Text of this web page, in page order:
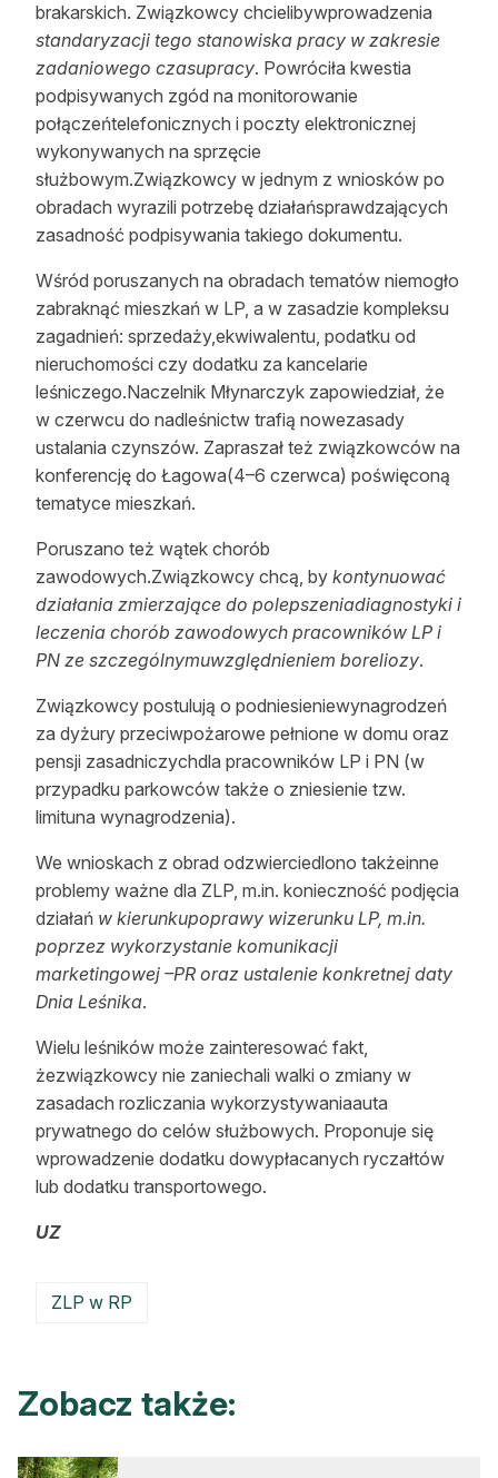
brakarskich. Związkowcy chcielibywprowadzenia
standaryzacji tego stanowiska pracy w zakresie
zadaniowego czasupracy. Powróciła kwestia
podpisywanych zgód na monitorowanie
połączeńtelefonicznych i poczty elektronicznej
wykonywanych na sprzęcie
służbowym.Związkowcy w jednym z wniosków po
obradach wyrazili potrzebę działańsprawdzających
zasadność podpisywania takiego dokumentu.
Wśród poruszanych na obradach tematów niemogło
zabraknąć mieszkań w LP, a w zasadzie kompleksu
zagadnień: sprzedaży,ekwiwalentu, podatku od
nieruchomości czy dodatku za kancelarie
leśniczego.Naczelnik Młynarczyk zapowiedział, że
w czerwcu do nadleśnictw trafią nowezasady
ustalania czynszów. Zapraszał też związkowców na
konferencję do Łagowa(4–6 czerwca) poświęconą
tematyce mieszkań.
Poruszano też wątek chorób
zawodowych.Związkowcy chcą, by kontynuować
działania zmierzające do polepszeniadiagnostyki i
leczenia chorób zawodowych pracowników LP i
PN ze szczególnymuwzględnieniem boreliozy.
Związkowcy postulują o podniesieniewynagrodzeń
za dyżury przeciwpożarowe pełnione w domu oraz
pensji zasadniczychdla pracowników LP i PN (w
przypadku parkowców także o zniesienie tzw.
limituna wynagrodzenia).
We wnioskach z obrad odzwierciedlono takżeinne
problemy ważne dla ZLP, m.in. konieczność podjęcia
działań w kierunkupoprawy wizerunku LP, m.in.
poprzez wykorzystanie komunikacji
marketingowej –PR oraz ustalenie konkretnej daty
Dnia Leśnika.
Wielu leśników może zainteresować fakt,
żezwiązkowcy nie zaniechali walki o zmiany w
zasadach rozliczania wykorzystywaniaauta
prywatnego do celów służbowych. Proponuje się
wprowadzenie dodatku dowypłacanych ryczałtów
lub dodatku transportowego.
UZ
ZLP w RP
Zobacz także: